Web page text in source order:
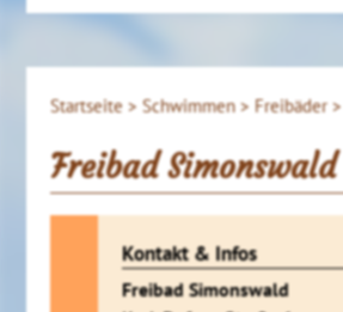
Startseite > Schwimmen > Freibäder >
Freibad Simonswald
Kontakt & Infos
Freibad Simonswald